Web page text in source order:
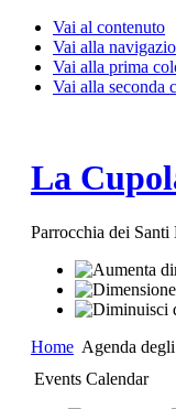
Vai al contenuto
Vai alla
Vai alla prima
Vai alla seconda
La
Parrocchia dei
Home Agenda
Events Calendar